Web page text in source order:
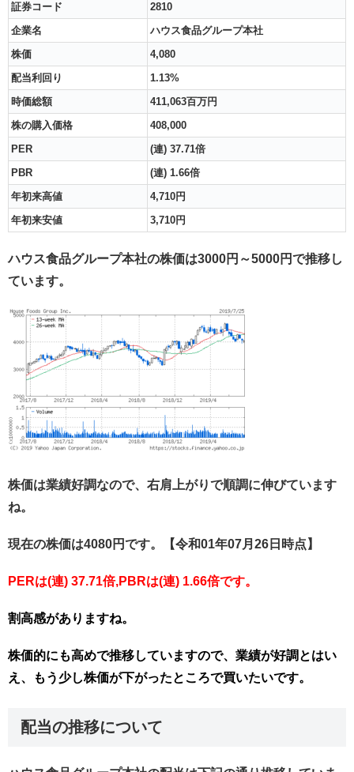
証券コード
2810
企業名
ハウス食品グループ本社
株価
4,080
配当利回り
1.13%
時価総額
411,063百万円
株の購入価格
408,000
PER
(連) 37.71倍
PBR
(連) 1.66倍
年初来高値
4,710円
年初来安値
3,710円
ハウス食品グループ本社の株価は3000円～5000円で推移し
ています。
株価は業績好調なので、右肩上がりで順調に伸びています
ね。
現在の株価は4080円です。【令和01年07月26日時点】
PERは(連) 37.71倍,PBRは(連) 1.66倍です。
割高感がありますね。
株価的にも高めで推移していますので、業績が好調とはい
え、もう少し株価が下がったところで買いたいです。
配当の推移について